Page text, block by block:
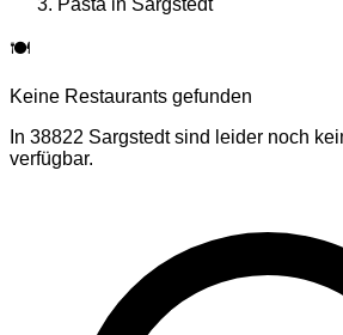
🍽️
Keine Restaurants gefunden
In 38822 Sargstedtsind leider noch
verfügbar.